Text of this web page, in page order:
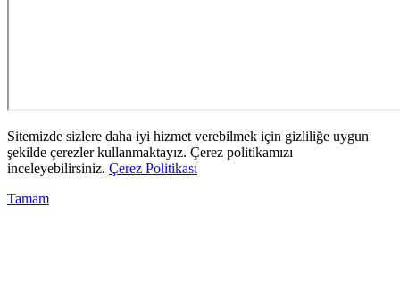
Sitemizde sizlere daha iyi hizmet verebilmek için gizliliğe uygun
şekilde çerezler kullanmaktayız. Çerez politikamızı
inceleyebilirsiniz. Çerez Politikası
Tamam